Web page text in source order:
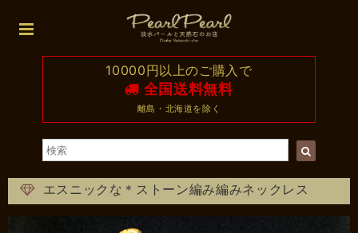
10000円以上のご購入で
全国送料無料
離島・北海道を除く
エスニックな＊ストーン編み編みネックレス